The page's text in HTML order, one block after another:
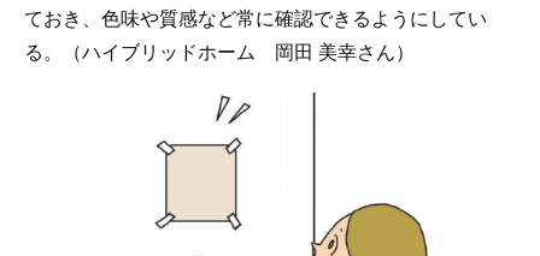
ておき、色味や質感など常に確認できるようにしてい
る。（ハイブリッドホーム 岡田 美幸さん）